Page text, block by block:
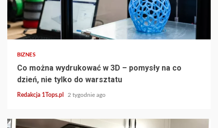
3 min read
BIZNES
Co można wydrukować w 3D – pomysły na co
dzień, nie tylko do warsztatu
Redakcja 1Tops.pl 2 tygodnie ago